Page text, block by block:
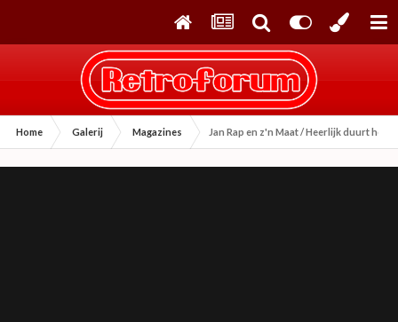
Home Galerij Magazines Jan Rap en z'n Maat / Heerlijk duurt het